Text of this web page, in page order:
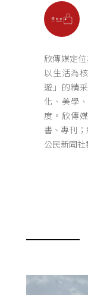
欣傳媒定
以生活為
遊」的精
化、美學
度。欣傳
書、專刊
公民新聞社